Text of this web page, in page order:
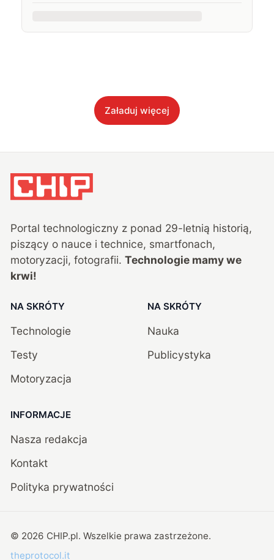
Załaduj więcej
Portal technologiczny z ponad 29-letnią historią,
piszący o nauce i technice, smartfonach,
motoryzacji, fotografii. Technologie mamy we
krwi!
NA SKRÓTY
Technologie
Testy
Motoryzacja
NA SKRÓTY
Nauka
Publicystyka
INFORMACJE
Nasza redakcja
Kontakt
Polityka prywatności
© 2026 CHIP.pl. Wszelkie prawa zastrzeżone.
theprotocol.it